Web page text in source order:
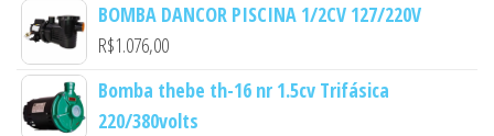
BOMBA DANCOR PISCINA 1/2CV 127/220V
R$1.076,00
Bomba thebe th-16 nr 1.5cv Trifásica
220/380volts